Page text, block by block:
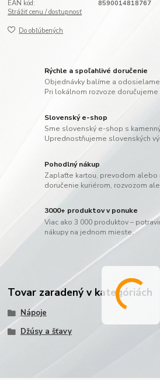
EAN kód:
8590014818767
Strážiť cenu / dostupnosť
Do obľúbených
Rýchle a spoľahlivé doručenie
Objednávky balíme a
Pri lokálnom rozvoze
Slovenský e-shop
Sme slovenský e-shop s
Uprednostňujeme slovenských
Pohodlný nákup
Zaplaťte kartou, prevodom alebo
doručenie kuriérom, rozvozom
3000+ produktov v ponuke
Viac ako 3 000 produktov –
nákupy na jednom mieste.
Tovar zaradený v kategóriách
Nápoje
Džúsy a šťavy